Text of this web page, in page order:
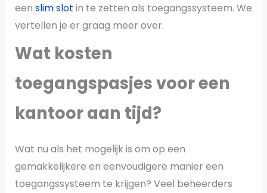
een slim slot in te zetten als toegangssysteem. We
vertellen je er graag meer over.
Wat kosten
toegangspasjes voor een
kantoor aan tijd?
Wat nu als het mogelijk is om op een
gemakkelijkere en eenvoudigere manier een
toegangssysteem te krijgen? Veel beheerders